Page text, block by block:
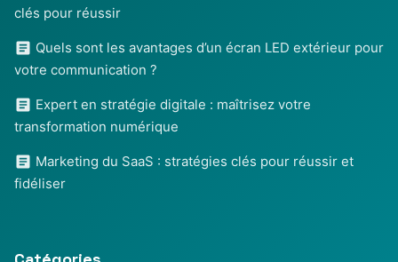
clés pour réussir
Quels sont les avantages d’un écran LED extérieur pour
votre communication ?
Expert en stratégie digitale : maîtrisez votre
transformation numérique
Marketing du SaaS : stratégies clés pour réussir et
fidéliser